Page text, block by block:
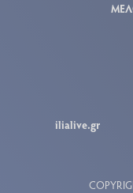
ilialive.gr